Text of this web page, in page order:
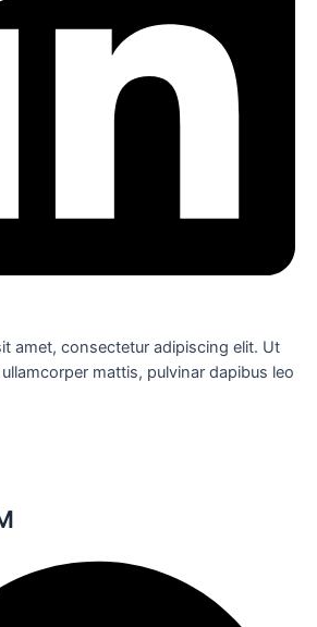
amet, consectetur adipiscing elit. Ut
mattis, pulvinar dapibus leo